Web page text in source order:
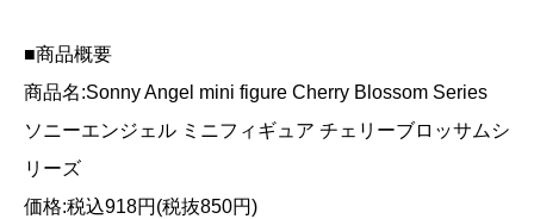
■商品概要
商品名:Sonny Angel mini figure Cherry Blossom Series
ソニーエンジェル ミニフィギュア チェリーブロッサムシ
リーズ
価格:税込918円(税抜850円)